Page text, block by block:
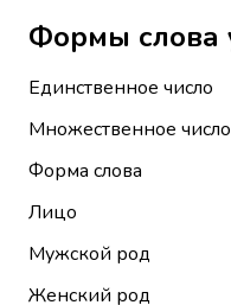
Единственное число
Множественное число
Форма слова
Лицо
Мужской род
Женский род